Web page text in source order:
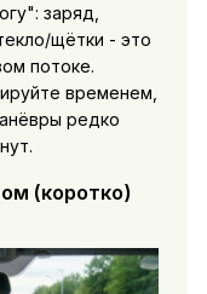
заряд,
щётки - это
потоке.
временем,
редко
(коротко)